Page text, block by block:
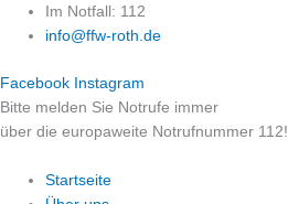
Zum
Inhalt
Im Notfall: 112
info@ffw-roth.de
Facebook Instagram
Bitte melden Sie Notrufe immer
über die europaweite Notrufnummer 112!
Startseite